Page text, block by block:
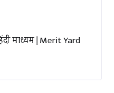
माध्यम | Merit Yard